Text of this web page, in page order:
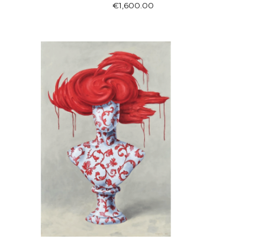
€1,600.00